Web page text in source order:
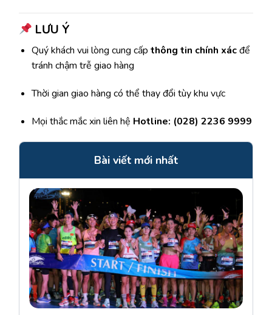
LƯU Ý
Quý khách vui lòng cung cấp thông tin chính xácđể
tránh chậm trễ giao hàng
Thời gian giao hàng có thể thay đổi tùy khu vực
Mọi thắc mắc xin liên hệ Hotline: (028) 2236 9999
Bài viết mới nhất